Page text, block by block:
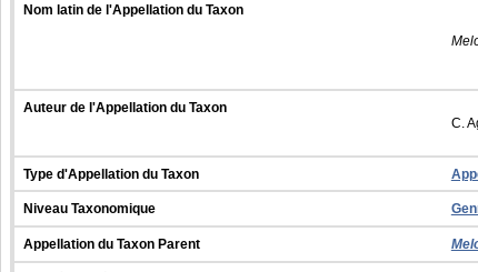
Nom latin de l'Appellation du Taxon
Auteur de l'Appellation du Taxon
C.
Type d'Appellation du Taxon
Niveau Taxonomique
Appellation du Taxon Parent